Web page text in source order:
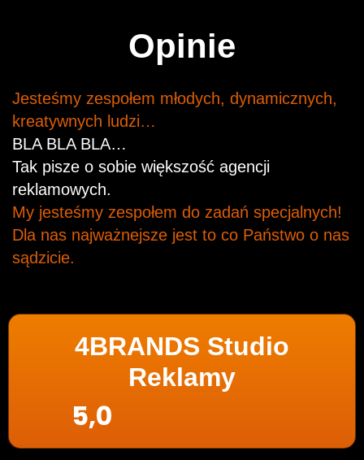
Opinie
Jesteśmy zespołem młodych, dynamicznych,
kreatywnych ludzi…
BLA BLA BLA…
Tak pisze o sobie większość agencji
reklamowych.
My jesteśmy zespołem do zadań specjalnych!
Dla nas najważnejsze jest to co Państwo o nas
sądzicie.
4BRANDS Studio
Reklamy
5,0